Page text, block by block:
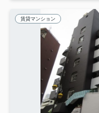
賃貸マンション